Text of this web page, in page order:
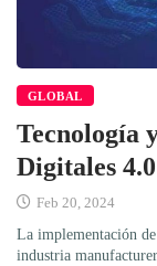
GLOBAL
Tecnología
Digitales 4.0
Feb 20, 2024
La implementación
industria